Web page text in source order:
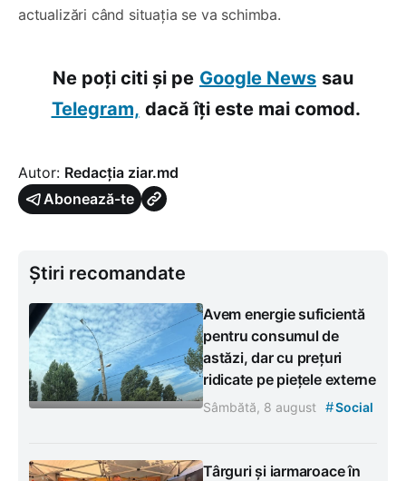
actualizări când situația se va schimba.
Ne poți citi și pe Google News sau
Telegram, dacă îți este mai comod.
Autor: Redacția ziar.md
Abonează-te
Știri recomandate
Avem energie suficientă
pentru consumul de
astăzi, dar cu prețuri
ridicate pe piețele externe
Sâmbătă, 8 august #Social
Târguri și iarmaroace în